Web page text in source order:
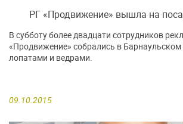
РГ «Продвижение» вышла на
09.10.2015
В субботу более двадцати сотрудников
«Продвижение» собрались в Барнаульском
лопатами и ведрами.